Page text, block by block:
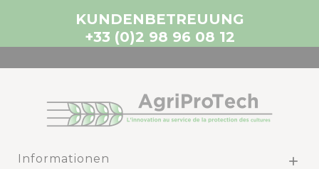
KUNDENBETREUUNG
+33 (0)2 98 96 08 12
Informationen 